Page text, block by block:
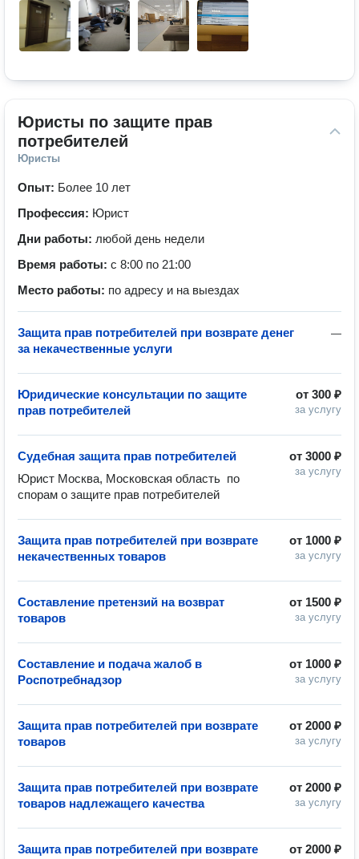
Юристы по защите прав
потребителей
Юристы
Опыт: Более 10 лет
Профессия: Юрист
Дни работы: любой день недели
Время работы: с 8:00 по 21:00
Место работы: по адресу и на выездах
—
Защита прав потребителей при возврате денег
за некачественные услуги
от 300 ₽
за услугу
Юридические консультации по защите
прав потребителей
от 3000 ₽
за услугу
Судебная защита прав потребителей
Юрист Москва, Московская область  по
спорам о защите прав потребителей
от 1000 ₽
за услугу
Защита прав потребителей при возврате
некачественных товаров
от 1500 ₽
за услугу
Составление претензий на возврат
товаров
от 1000 ₽
за услугу
Составление и подача жалоб в
Роспотребнадзор
от 2000 ₽
за услугу
Защита прав потребителей при возврате
товаров
от 2000 ₽
за услугу
Защита прав потребителей при возврате
товаров надлежащего качества
от 2000 ₽
Защита прав потребителей при возврате